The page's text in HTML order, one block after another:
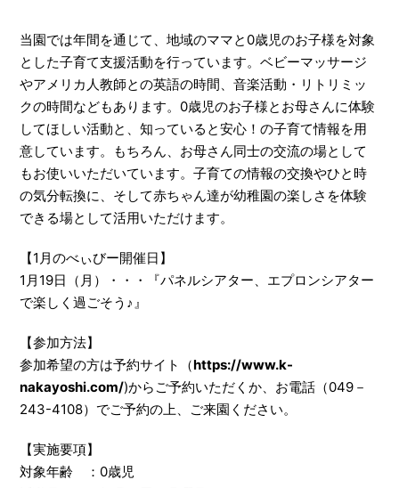
当園では年間を通じて、地域のママと0歳児のお子様を対象
とした子育て支援活動を行っています。ベビーマッサージ
やアメリカ人教師との英語の時間、音楽活動・リトリミッ
クの時間などもあります。0歳児のお子様とお母さんに体験
してほしい活動と、知っていると安心！の子育て情報を用
意しています。もちろん、お母さん同士の交流の場として
もお使いいただいています。子育ての情報の交換やひと時
の気分転換に、そして赤ちゃん達が幼稚園の楽しさを体験
できる場として活用いただけます。
【1月のべぃびー開催日】
1月19日（月）・・・『パネルシアター、エプロンシアター
で楽しく過ごそう♪』
【参加方法】
参加希望の方は予約サイト（https://www.k-
nakayoshi.com/)からご予約いただくか、お電話（049－
243-4108）でご予約の上、ご来園ください。
【実施要項】
対象年齢 ：0歳児